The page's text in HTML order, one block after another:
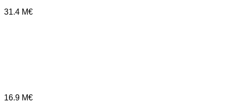
31.4 M€
16.9 M€